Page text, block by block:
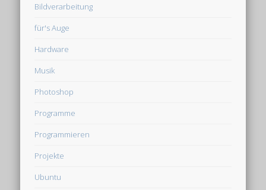
Bildverarbeitung
für's Auge
Hardware
Musik
Photoshop
Programme
Programmieren
Projekte
Ubuntu